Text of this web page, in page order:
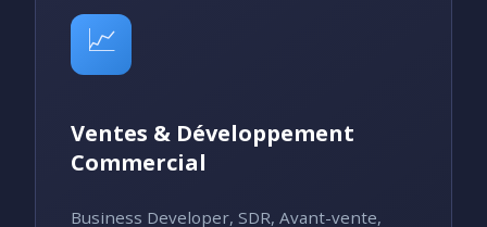
📈
Ventes & Développement
Commercial
Business Developer, SDR, Avant-vente,